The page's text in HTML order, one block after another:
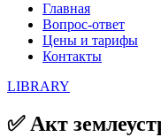
Главная
Вопрос-ответ
Цены и тарифы
Контакты
LIBRARY
✅ Акт